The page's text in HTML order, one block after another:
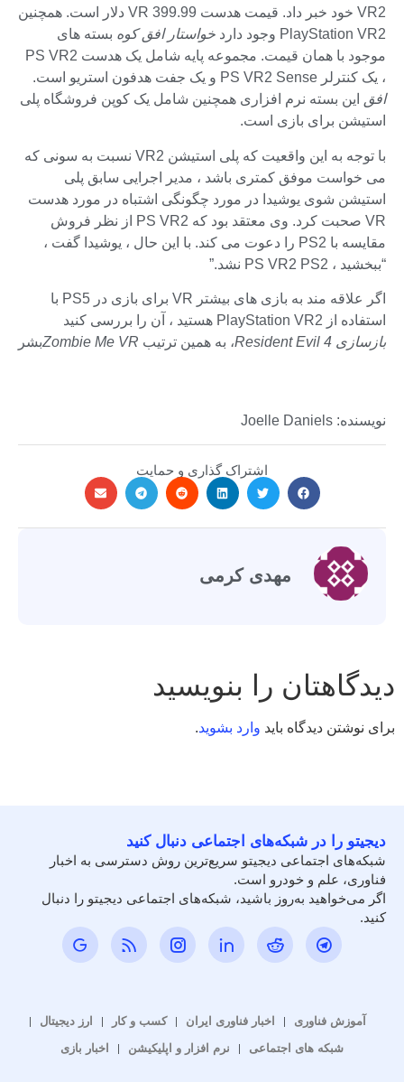
VR2 خود خبر داد. قیمت هدست VR 399.99 دلار است. همچنین
PlayStation VR2 وجود دارد
خواستار افق کوه بسته های
موجود با همان قیمت. مجموعه پایه شامل یک هدست PS VR2
، یک کنترلر PS VR2 Sense و یک جفت هدفون استریو است.
افق این بسته نرم افزاری همچنین شامل یک کوپن فروشگاه پلی
استیشن برای بازی است.
با توجه به این واقعیت که پلی استیشن VR2 نسبت به سونی که
می خواست موفق کمتری باشد ، مدیر اجرایی سابق پلی
استیشن شوی یوشیدا در مورد چگونگی اشتباه در مورد هدست
VR صحبت کرد. وی معتقد بود كه PS VR2 از نظر فروش
مقایسه با PS2 را دعوت می كند. با این حال ، یوشیدا گفت ،
“ببخشید ، PS VR2 PS2 نشد.”
اگر علاقه مند به بازی های بیشتر VR برای بازی در PS5 با
استفاده از PlayStation VR2 هستید ، آن را بررسی کنید
بازسازی Resident Evil 4
، به همین ترتیب Zombie Me VRبشر
نویسنده: Joelle Daniels
اشتراک گذاری و حمایت
مهدی کرمی
دیدگاهتان را بنویسید
برای نوشتن دیدگاه باید وارد بشوید.
دیجیتو را در شبکه‌های اجتماعی دنبال کنید
شبکه‌های اجتماعی دیجیتو سریع‌ترین روش دسترسی به اخبار
فناوری، علم و خودرو است.
اگر می‌خواهید به‌روز باشید، شبکه‌های اجتماعی دیجیتو را دنبال
کنید.
آموزش فناوری اخبار فناوری ایران کسب و کار
ارز دیجیتال
شبکه های اجتماعی
نرم افزار و اپلیکیشن اخبار بازی